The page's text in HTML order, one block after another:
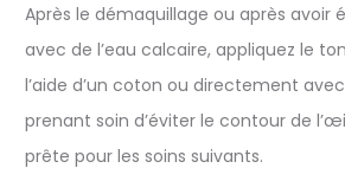
Après le démaquillage ou après avoir
avec de l’eau calcaire, appliquez le
l’aide d’un coton ou directement
prenant soin d’éviter le contour de
prête pour les soins suivants.